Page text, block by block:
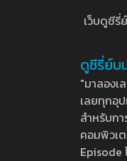
เว็บดูซีรี่
ดูซีรี่ย์บ
"มาลอง
เลยทุกอุ
สำหรับก
คอมพิวเ
Episode